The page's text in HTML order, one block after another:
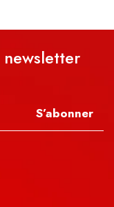
S’abonner